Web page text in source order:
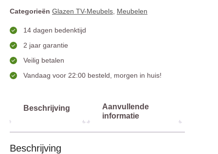
Categorieën Glazen TV-Meubels Meubelen
14 dagen bedenktijd
2 jaar garantie
Veilig betalen
Vandaag voor 22:00 besteld, morgen in huis!
Beschrijving
Aanvullende
informatie
Beschrijving